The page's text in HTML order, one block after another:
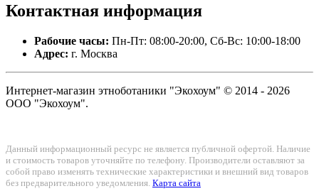
Контактная информация
Рабочие часы: Пн-Пт: 08:00-20:00, Сб-Вс: 10:00-18:00
Адрес: г. Москва
Интернет-магазин этноботаники "Экохоум" © 2014 - 2026
ООО "Экохоум".
Данный информационный ресурс не является публичной офертой. Наличие
и стоимость товаров уточняйте по телефону. Производители оставляют за
собой право изменять технические характеристики и внешний вид товаров
без предварительного уведомления. Карта сайта